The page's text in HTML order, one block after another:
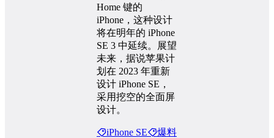
Home 键的
iPhone，这种设计
将在明年的 iPhone
SE 3 中延续。展望
未来，据说苹果计
划在 2023 年重新
设计 iPhone SE，
采用挖空的全面屏
设计。
iPhone SE 爆料